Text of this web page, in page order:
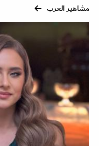
مشاهير العرب